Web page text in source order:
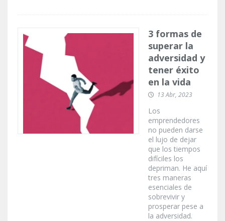
3 formas de
superar la
adversidad y
tener éxito
en la vida
13 Abr, 2023
Los
emprendedores
no pueden darse
el lujo de dejar
que los tiempos
difíciles los
depriman. He aquí
tres maneras
esenciales de
sobrevivir y
prosperar pese a
la adversidad.